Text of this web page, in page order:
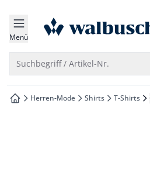
springen
springen
springen
springen
Menü zur
Suchbegriff / Artikel-Nr.
zur Startseite
Herren-Mode Shirts T-Shirts